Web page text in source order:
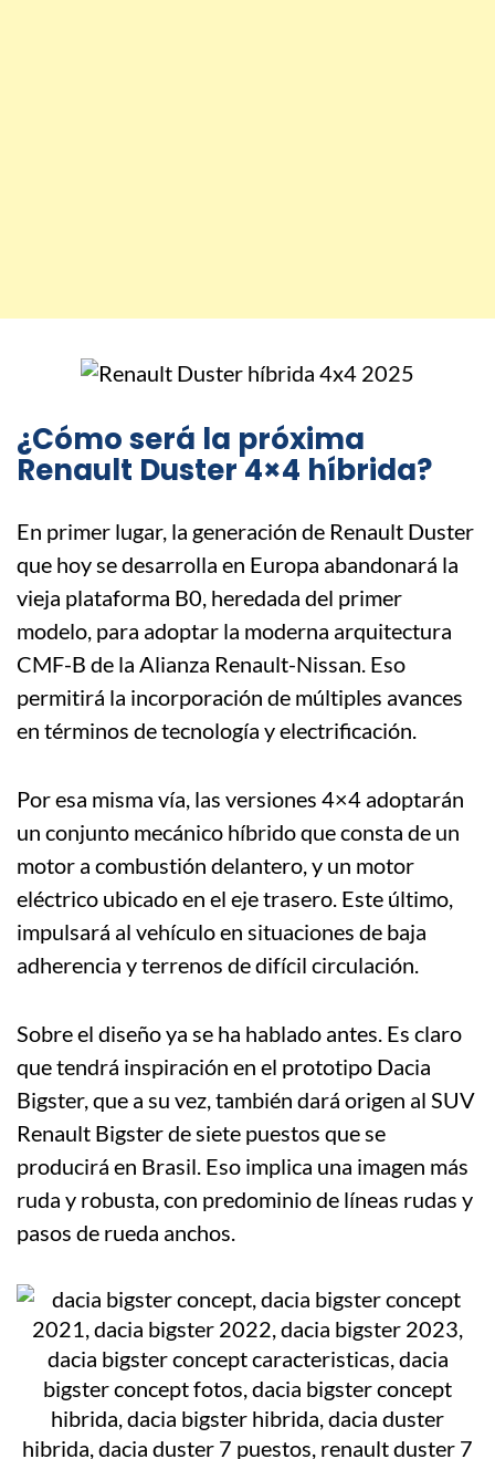
¿Cómo será la próxima
Renault Duster 4×4 híbrida?
En primer lugar, la generación de Renault Duster
que hoy se desarrolla en Europa abandonará la
vieja plataforma B0, heredada del primer
modelo, para adoptar la moderna arquitectura
CMF-B de la Alianza Renault-Nissan. Eso
permitirá la incorporación de múltiples avances
en términos de tecnología y electrificación.
Por esa misma vía, las versiones 4×4 adoptarán
un conjunto mecánico híbrido que consta de un
motor a combustión delantero, y un motor
eléctrico ubicado en el eje trasero. Este último,
impulsará al vehículo en situaciones de baja
adherencia y terrenos de difícil circulación.
Sobre el diseño ya se ha hablado antes. Es claro
que tendrá inspiración en el prototipo Dacia
Bigster, que a su vez, también dará origen al SUV
Renault Bigster de siete puestos que se
producirá en Brasil. Eso implica una imagen más
ruda y robusta, con predominio de líneas rudas y
pasos de rueda anchos.